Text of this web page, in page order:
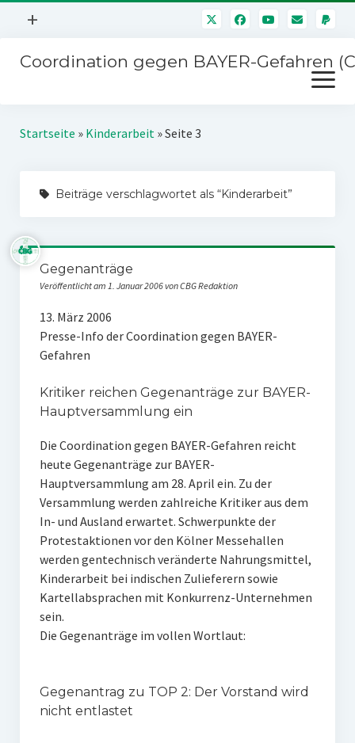
Menü
+
Mitmachen
Störfälle
Coordination gegen BAYER-Gefahren
Menü
öffnen
Kampagnen
Stichwort BAYER
SPENDEN
Startseite » Kinderarbeit»Seite 3
Beiträge verschlagwortet als “Kinderarbeit”
Gegenanträge
Veröffentlicht am 1. Januar 2006 von CBG Redaktion
13. März 2006
Presse-Info der Coordination gegen BAYER-
Gefahren
Kritiker reichen Gegenanträge zur BAYER-
Hauptversammlung ein
Die Coordination gegen BAYER-Gefahren reicht
heute Gegenanträge zur BAYER-
Hauptversammlung am 28. April ein. Zu der
Versammlung werden zahlreiche Kritiker aus dem
In- und Ausland erwartet. Schwerpunkte der
Protestaktionen vor den Kölner Messehallen
werden gentechnisch veränderte Nahrungsmittel,
Kinderarbeit bei indischen Zulieferern sowie
Kartellabsprachen mit Konkurrenz-Unternehmen
sein.
Die Gegenanträge im vollen Wortlaut:
Gegenantrag zu TOP 2: Der Vorstand wird
nicht entlastet